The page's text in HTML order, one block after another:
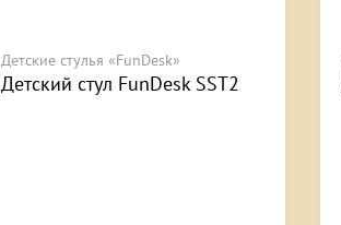
Детские стулья «FunDesk»
Детский стул FunDesk SST2